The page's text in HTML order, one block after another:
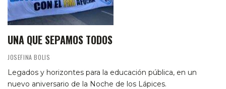
UNA QUE SEPAMOS TODOS
JOSEFINA BOLIS
Legados y horizontes para la educación pública, en un
nuevo aniversario de la Noche de los Lápices.